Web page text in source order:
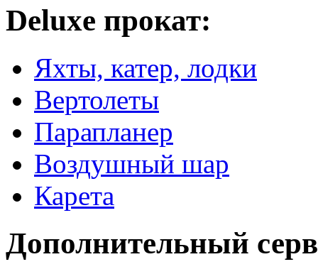
Deluxe прокат:
Яхты, катер, лодки
Вертолеты
Парапланер
Воздушный шар
Карета
Дополнительный